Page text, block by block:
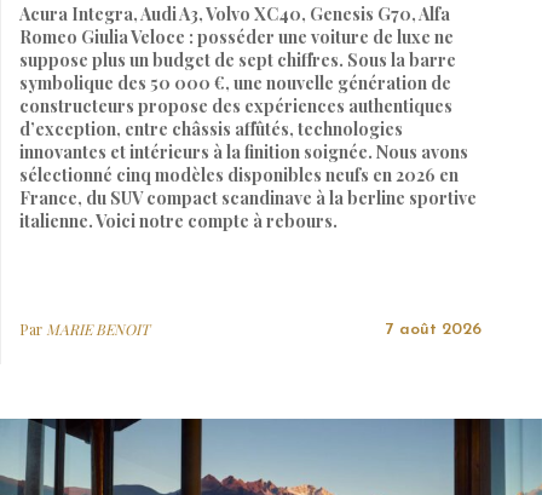
Acura Integra, Audi A3, Volvo XC40, Genesis G70, Alfa
Romeo Giulia Veloce : posséder une voiture de luxe ne
suppose plus un budget de sept chiffres. Sous la barre
symbolique des 50 000 €, une nouvelle génération de
constructeurs propose des expériences authentiques
d’exception, entre châssis affûtés, technologies
innovantes et intérieurs à la finition soignée. Nous avons
sélectionné cinq modèles disponibles neufs en 2026 en
France, du SUV compact scandinave à la berline sportive
italienne. Voici notre compte à rebours.
Par MARIE BENOIT 7 août 2026